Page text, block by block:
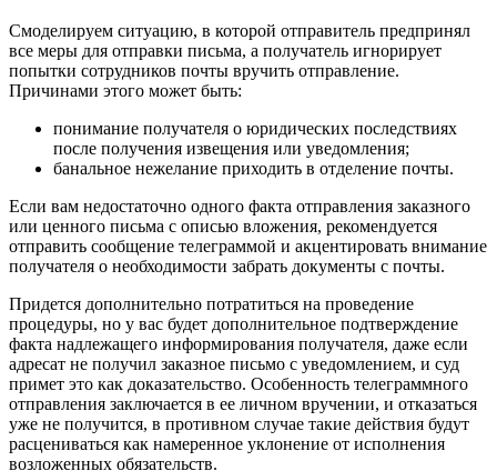
Смоделируем ситуацию, в которой отправитель предпринял
все меры для отправки письма, а получатель игнорирует
попытки сотрудников почты вручить отправление.
Причинами этого может быть:
понимание получателя о юридических последствиях
после получения извещения или уведомления;
банальное нежелание приходить в отделение почты.
Если вам недостаточно одного факта отправления заказного
или ценного письма с описью вложения, рекомендуется
отправить сообщение телеграммой и акцентировать внимание
получателя о необходимости забрать документы с почты.
Придется дополнительно потратиться на проведение
процедуры, но у вас будет дополнительное подтверждение
факта надлежащего информирования получателя, даже если
адресат не получил заказное письмо с уведомлением, и суд
примет это как доказательство. Особенность телеграммного
отправления заключается в ее личном вручении, и отказаться
уже не получится, в противном случае такие действия будут
расцениваться как намеренное уклонение от исполнения
возложенных обязательств.